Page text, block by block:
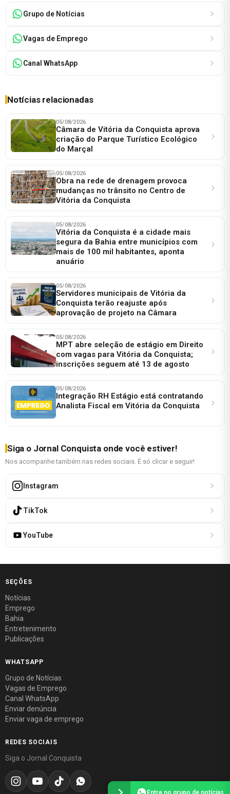
Grupo de Notícias
Vagas de Emprego
Canal WhatsApp
Notícias relacionadas
05/08/2026
Câmara de Vitória da Conquista aprova
criação do Parque Turístico Ecológico
do Marçal
05/08/2026
Obra na rede de drenagem provoca
mudanças no trânsito no Centro de
Vitória da Conquista
05/08/2026
Vitória da Conquista é a cidade mais
segura da Bahia entre municípios com
mais de 100 mil habitantes, aponta
anuário
05/08/2026
Servidores municipais de Vitória da
Conquista terão reajuste após
aprovação de projeto na Câmara
05/08/2026
MPT abre seleção de estágio em Direito
com vagas para Vitória da Conquista;
inscrições seguem até 13 de agosto
05/08/2026
Integração RH Estágio está contratando
Analista Fiscal em Vitória da Conquista
Siga o Jornal Conquista onde você estiver!
Nos acompanhe também nas redes sociais. É só clicar e seguir!
Instagram
TikTok
YouTube
SEÇÕES
Notícias
Emprego
Bahia
Entretenimento
Publicações
WHATSAPP
Grupo de Notícias
Vagas de Emprego
Canal WhatsApp
Enviar denúncia
Enviar vaga de emprego
REDES SOCIAIS
Siga o Jornal Conquista
Entre no grupo de notícias